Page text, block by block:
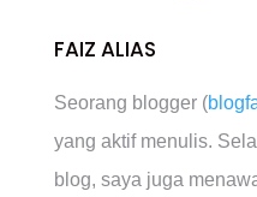
FAIZ ALIAS
Seorang blogger (
yang aktif menulis.
blog, saya juga